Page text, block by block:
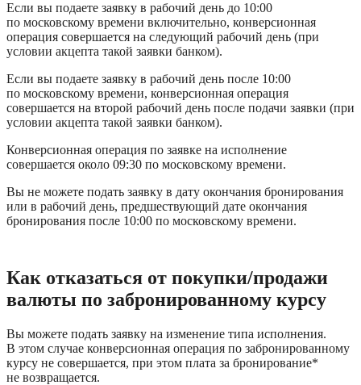
Если вы подаете заявку в рабочий день до 10:00
по московскому времени включительно, конверсионная
операция совершается на следующий рабочий день (при
условии акцепта такой заявки банком).
Если вы подаете заявку в рабочий день после 10:00
по московскому времени, конверсионная операция
совершается на второй рабочий день после подачи заявки (при
условии акцепта такой заявки банком).
Конверсионная операция по заявке на исполнение
совершается около 09:30 по московскому времени.
Вы не можете подать заявку в дату окончания бронирования
или в рабочий день, предшествующий дате окончания
бронирования после 10:00 по московскому времени.
Как отказаться от покупки/продажи
валюты по забронированному курсу
Вы можете подать заявку на изменение типа исполнения.
В этом случае конверсионная операция по забронированному
курсу не совершается, при этом плата за бронирование*
не возвращается.